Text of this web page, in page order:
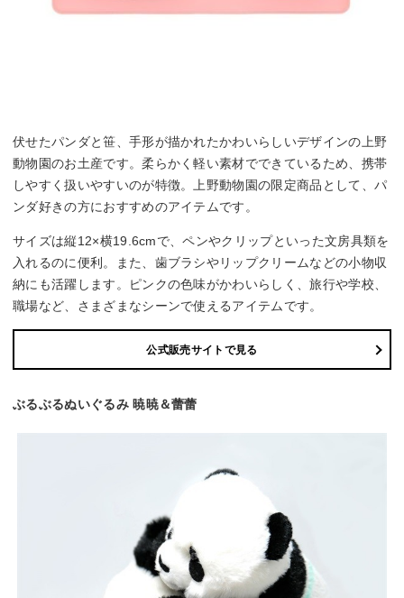
伏せたパンダと笹、手形が描かれたかわいらしいデザインの上野
動物園のお土産です。柔らかく軽い素材でできているため、携帯
しやすく扱いやすいのが特徴。上野動物園の限定商品として、パ
ンダ好きの方におすすめのアイテムです。
サイズは縦12×横19.6cmで、ペンやクリップといった文房具類を
入れるのに便利。また、歯ブラシやリップクリームなどの小物収
納にも活躍します。ピンクの色味がかわいらしく、旅行や学校、
職場など、さまざまなシーンで使えるアイテムです。
公式販売サイトで見る
ぶるぶるぬいぐるみ 暁暁＆蕾蕾